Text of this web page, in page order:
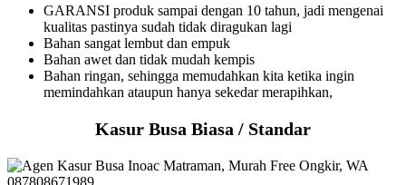
GARANSI produk sampai dengan 10 tahun, jadi mengenai
kualitas pastinya sudah tidak diragukan lagi
Bahan sangat lembut dan empuk
Bahan awet dan tidak mudah kempis
Bahan ringan, sehingga memudahkan kita ketika ingin
memindahkan ataupun hanya sekedar merapihkan,
Kasur Busa Biasa / Standar